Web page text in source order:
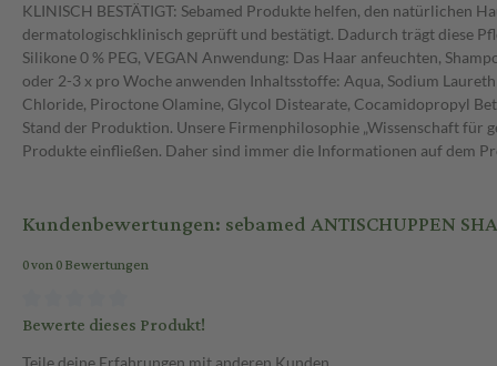
KLINISCH BESTÄTIGT: Sebamed Produkte helfen, den natürlichen
dermatologischklinisch geprüft und bestätigt. Dadurch trägt diese
Silikone 0 % PEG, VEGAN Anwendung: Das Haar anfeuchten,
oder 2-3 x pro Woche anwenden Inhaltsstoffe: Aqua, Sodium
Chloride, Piroctone Olamine, Glycol Distearate, Cocamidopropyl
Stand der Produktion. Unsere Firmenphilosophie „Wissenschaft für
Produkte einfließen. Daher sind immer die Informationen auf dem
Kundenbewertungen: sebamed ANTISCHUPPEN
0 von 0 Bewertungen
Bewerte dieses Produkt!
Teile deine Erfahrungen mit anderen Kunden.